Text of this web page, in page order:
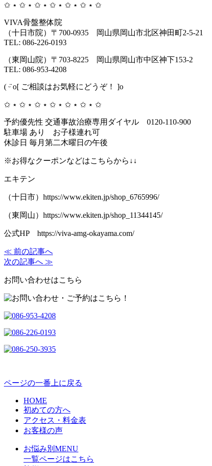
✩ ⋆ ✩ ⋆ ✩ ⋆ ✩ ⋆ ✩ ⋆ ✩ ⋆ ✩
VIVA骨盤整体院
（十日市院）〒700-0935 岡山県岡山市北区神田町2-5-21
TEL: 086-226-0193
（東岡山院）〒703-8225 岡山県岡山市中区神下153-2
TEL: 086-953-4208
( ᵕ̈ o[ ご相談はお気軽にどうぞ！ ]o
✩ ⋆ ✩ ⋆ ✩ ⋆ ✩ ⋆ ✩ ⋆ ✩ ⋆ ✩
予約優先性 交通事故治療専用ダイヤル 0120-110-900
駐車場 あり お子様連れ可
休診日 毎月第二木曜日の午後
※お得なクーポンなどはこちらから↓↓
エキテン
（十日市）https://www.ekiten.jp/shop_6765996/
（東岡山）https://www.ekiten.jp/shop_11344145/
公式HP https://viva-amg-okayama.com/
≪ 前の記事へ
次の記事へ ≫
お問い合わせはこちら
ページの一番上に戻る
HOME
初めての方へ
アクセス・料金表
お客様の声
お悩み別MENU
一覧ページはこちら